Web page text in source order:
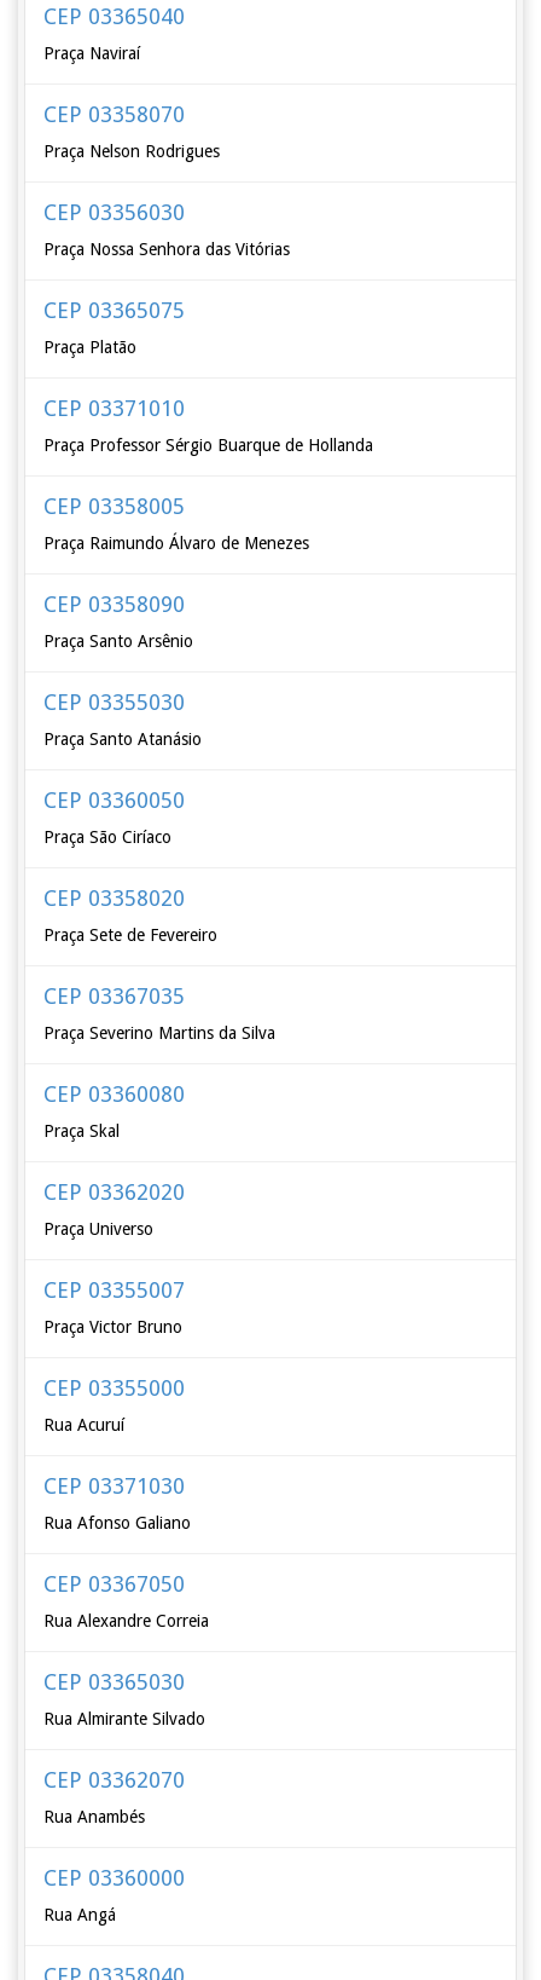
CEP 03365040
Praça Naviraí
CEP 03358070
Praça Nelson Rodrigues
CEP 03356030
Praça Nossa Senhora das Vitórias
CEP 03365075
Praça Platão
CEP 03371010
Praça Professor Sérgio Buarque de Hollanda
CEP 03358005
Praça Raimundo Álvaro de Menezes
CEP 03358090
Praça Santo Arsênio
CEP 03355030
Praça Santo Atanásio
CEP 03360050
Praça São Ciríaco
CEP 03358020
Praça Sete de Fevereiro
CEP 03367035
Praça Severino Martins da Silva
CEP 03360080
Praça Skal
CEP 03362020
Praça Universo
CEP 03355007
Praça Victor Bruno
CEP 03355000
Rua Acuruí
CEP 03371030
Rua Afonso Galiano
CEP 03367050
Rua Alexandre Correia
CEP 03365030
Rua Almirante Silvado
CEP 03362070
Rua Anambés
CEP 03360000
Rua Angá